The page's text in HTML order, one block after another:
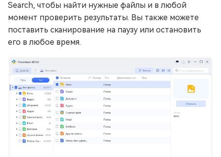
Search, чтобы найти нужные файлы и в любой
момент проверить результаты. Вы также можете
поставить сканирование на паузу или остановить
его в любое время.